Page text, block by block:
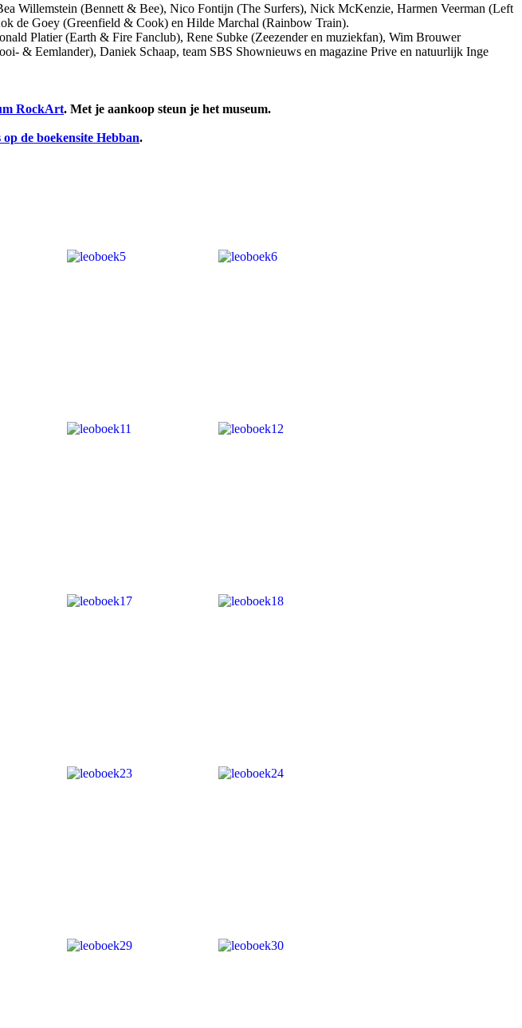
Willemstein (Bennett & Bee), Nico Fontijn (The Surfers), Nick McKenzie, Harmen Veerman (Left
de Goey (Greenfield & Cook) en Hilde Marchal (Rainbow Train).
Platier (Earth & Fire Fanclub), Rene Subke (Zeezender en muziekfan), Wim Brouwer
& Eemlander), Daniek Schaap, team SBS Shownieuws en magazine Prive en natuurlijk Inge
RockArt. Met je aankoop steun je het museum.
de boekensite Hebban.